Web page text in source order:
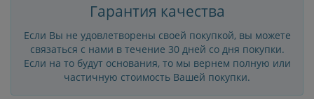
Гарантия качества
Если Вы не удовлетворены своей покупкой, вы можете
связаться с нами в течение 30 дней со дня покупки.
Если на то будут основания, то мы вернем полную или
частичную стоимость Вашей покупки.